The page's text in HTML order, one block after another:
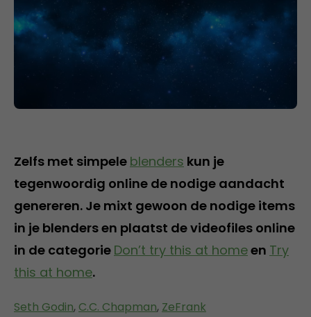
Zelfs met simpele blenders kun je
tegenwoordig online de nodige aandacht
genereren. Je mixt gewoon de nodige items
in je blenders en plaatst de videofiles online
in de categorie Don’t try this at homeen Try
this at home.
Seth Godin, C.C. Chapman, ZeFrank